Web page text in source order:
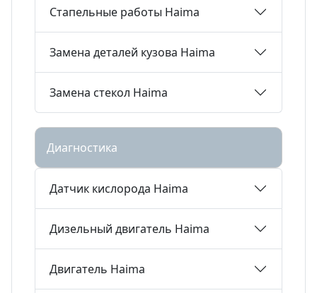
Стапельные работы Haima
Замена деталей кузова Haima
Замена стекол Haima
Диагностика
Датчик кислорода Haima
Дизельный двигатель Haima
Двигатель Haima